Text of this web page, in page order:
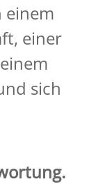
einem
einer
sich